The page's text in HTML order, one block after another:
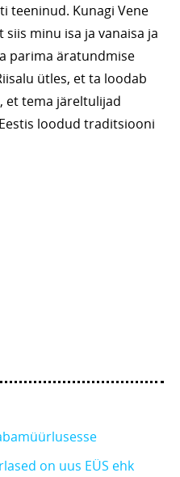
teeninud. Kunagi Vene
siis minu isa ja vanaisa ja
parima äratundmise
ütles, et ta loodab
et tema järeltulijad
loodud traditsiooni
on uus EÜS ehk